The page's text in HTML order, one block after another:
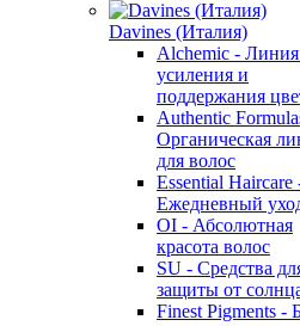
Davines (Италия)
Alchemic - Линия
усиления и
поддержания
Authentic
Органическая
для волос
Essential Haircare
Eжедневный
OI - Абсолютная
красота волос
SU - Средства
защиты от
Finest Pigments -